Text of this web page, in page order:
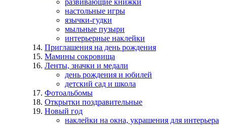
развивающие книжки
настольные игры
язычки-гудки
мыльные пузыри
интерьерные наклейки
Приглашения на день рождения
Мамины сокровища
Ленты, значки и медали
день рождения и юбилей
детский сад и школа
Фотоальбомы
Открытки поздравительные
Новый год
наклейки на окна, украшения для интерьера